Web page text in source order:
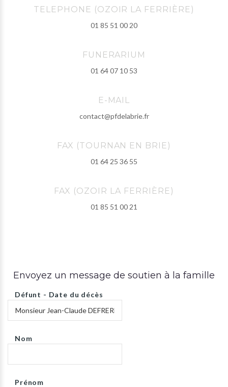
TELEPHONE (OZOIR LA FERRIÈRE)
01 85 51 00 20
FUNERARIUM
01 64 07 10 53
E-MAIL
contact@pfdelabrie.fr
FAX (TOURNAN EN BRIE)
01 64 25 36 55
FAX (OZOIR LA FERRIÈRE)
01 85 51 00 21
Envoyez un message de soutien à la famille
Défunt - Date du décès
Nom
Prénom